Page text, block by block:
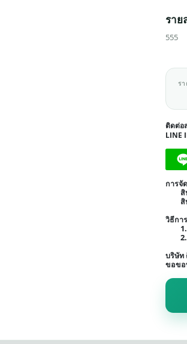
ราย
555
ร
ติดต่อ
LINE
การจั
สิ
วิธีกา
บริษัท
ขอขอ